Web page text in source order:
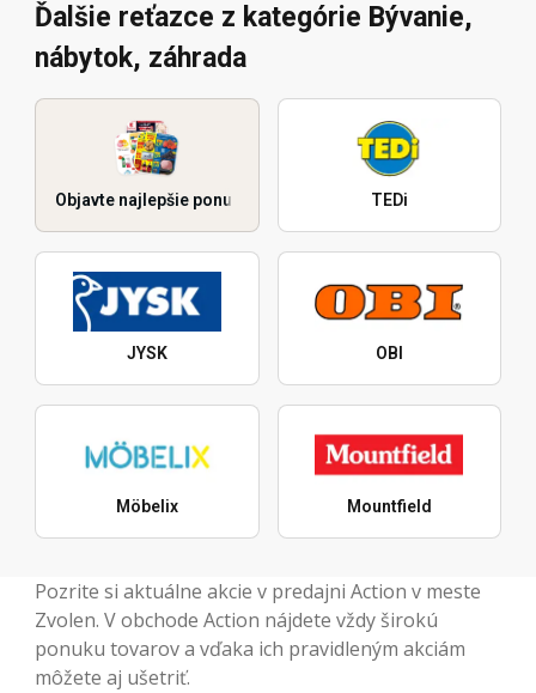
Ďalšie reťazce z kategórie Bývanie,
nábytok, záhrada
Objavte najlepšie ponuky TEDi
JYSK OBI
Möbelix Mountfield
Pozrite si aktuálne akcie v predajni Action v meste
Zvolen. V obchode Action nájdete vždy širokú
ponuku tovarov a vďaka ich pravidleným akciám
môžete aj ušetriť.